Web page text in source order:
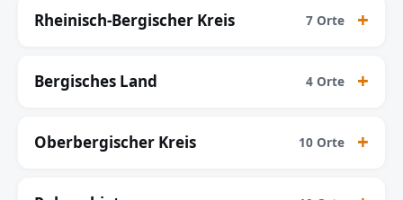
Rheinisch-Bergischer Kreis 7 Orte
Bergisches Land 4 Orte
Oberbergischer Kreis 10 Orte